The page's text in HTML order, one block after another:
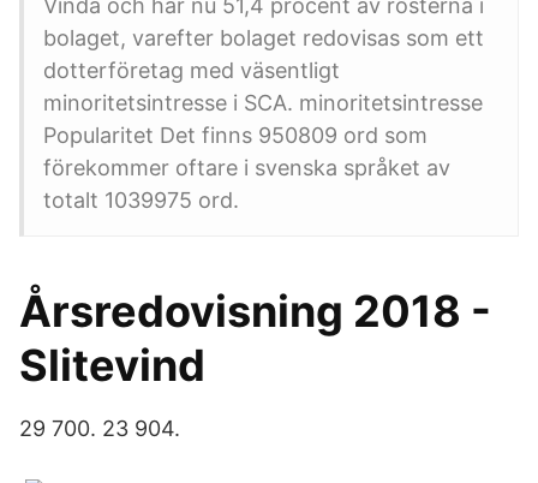
Vinda och har nu 51,4 procent av rösterna i
bolaget, varefter bolaget redovisas som ett
dotterföretag med väsentligt
minoritetsintresse i SCA. minoritetsintresse
Popularitet Det finns 950809 ord som
förekommer oftare i svenska språket av
totalt 1039975 ord.
Årsredovisning 2018 -
Slitevind
29 700. 23 904.